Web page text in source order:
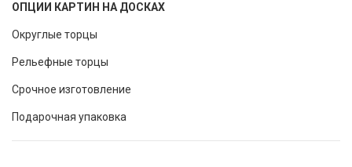
ОПЦИИ КАРТИН НА ДОСКАХ
Округлые торцы
Рельефные торцы
Срочное изготовление
Подарочная упаковка